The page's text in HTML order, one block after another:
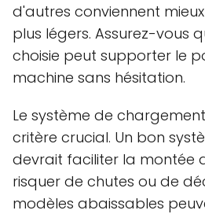
d'autres conviennent
plus légers. Assurez-vous
choisie peut supporter le
machine sans hésitation.
Le système de
critère crucial. Un bon
devrait faciliter la montée
risquer de chutes ou de
modèles abaissables